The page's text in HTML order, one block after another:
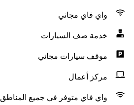
واي فاي مجاني
خدمة صف السيارات
موقف سيارات مجاني
مركز أعمال
واي فاي متوفر في جميع المناطق